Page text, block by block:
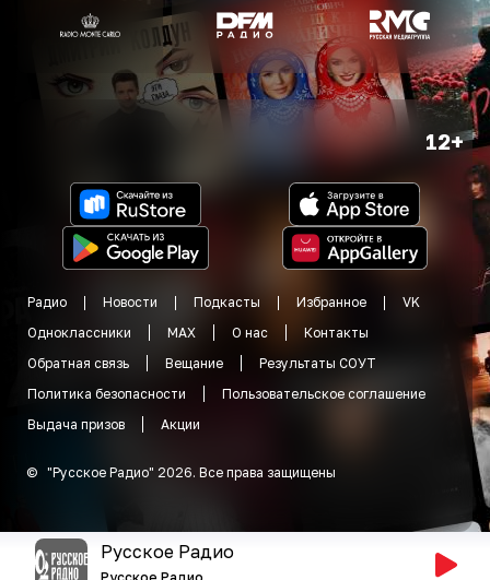
12+
Радио Новости Подкасты Избранное
VK
Одноклассники
MAX О нас
Контакты
Обратная связь
Вещание
Результаты СОУТ
Политика безопасности
Пользовательское соглашение
Выдача призов
Акции
© "Русское Радио" 2026. Все права защищены
Русское Радио